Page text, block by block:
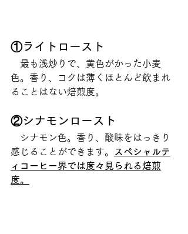
①ライトロースト
最も浅炒りで、黄色がかった小麦
色。香り、コクは薄くほとんど飲まれ
ることはない焙煎度。
②シナモンロースト
シナモン色。香り、酸味をはっきり
感じることができます。
スペシャルテ
ィコーヒー界では度々見られる焙煎
度。